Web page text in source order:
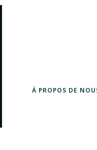
À PROPOS DE